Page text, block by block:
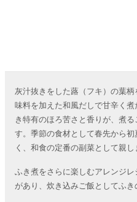
灰汁抜きをした蕗（フキ）の葉
味料を加えた和風だしで甘辛く
き特有のほろ苦さと香りが、煮
す。季節の食材として春先から
く、和食の定番の副菜として親し
ふき煮をさらに楽しむアレンジレ
があり、炊き込みご飯としてふき